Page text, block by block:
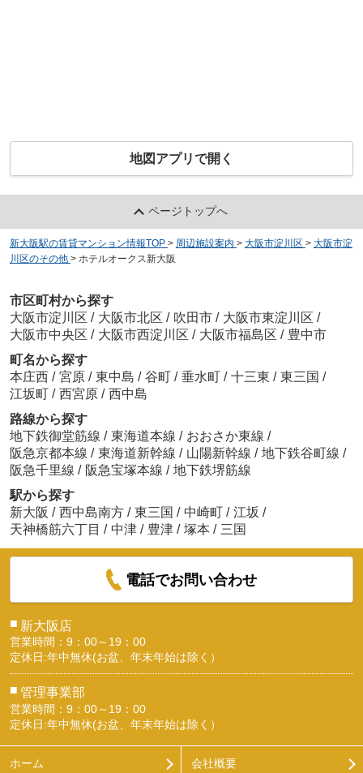
地図アプリで開く
ページトップへ
新大阪駅の賃貸マンション情報TOP > 周辺施設案内 > 大阪市淀川区 > 大阪市淀
川区のその他 > ホテルオークス新大阪
市区町村から探す
大阪市淀川区 / 大阪市北区 / 吹田市 / 大阪市東淀川区 /
大阪市中央区 / 大阪市西淀川区 / 大阪市福島区 / 豊中市
町名から探す
本庄西 / 宮原 / 東中島 / 谷町 / 垂水町 / 十三東 / 東三国 /
江坂町 / 西宮原 / 西中島
路線から探す
地下鉄御堂筋線 / 東海道本線 / おおさか東線 /
阪急京都本線 / 東海道新幹線 / 山陽新幹線 / 地下鉄谷町線 /
阪急千里線 / 阪急宝塚本線 / 地下鉄堺筋線
駅から探す
新大阪 / 西中島南方 / 東三国 / 中崎町 / 江坂 /
天神橋筋六丁目 / 中津 / 豊津 / 塚本 / 三国
電話でお問い合わせ
■ 新大阪店
営業時間：9：00～19：00
定休日:年中無休(お盆、年末年始は除く）
■ 管理事業部
営業時間：9：00～19：00
定休日:年中無休(お盆、年末年始は除く）
ホーム 会社概要